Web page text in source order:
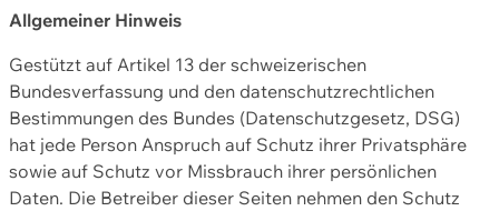
Allgemeiner Hinweis
Gestützt auf Artikel 13 der schweizerischen
Bundesverfassung und den datenschutzrechtlichen
Bestimmungen des Bundes (Datenschutzgesetz, DSG)
hat jede Person Anspruch auf Schutz ihrer Privatsphäre
sowie auf Schutz vor Missbrauch ihrer persönlichen
Daten. Die Betreiber dieser Seiten nehmen den Schutz